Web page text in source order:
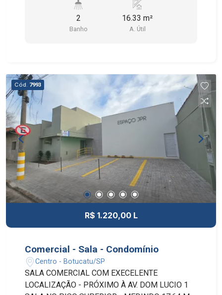
LAVANDERIA E BANHEIRO SOCIAL - DE USO
ATENDENTE WI-FI ÁGUA E ENERGIA DO ESPAÇO
2
Banho
16.33 m²
A. Útil
Cód. 7993
R$ 1.220,00 L
Comercial - Sala - Condomínio
Centro - Botucatu/SP
SALA COMERCIAL COM EXECELENTE
LOCALIZAÇÃO - PRÓXIMO À AV. DOM LUCIO 1